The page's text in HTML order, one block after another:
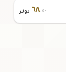
٦٨.٥٠ دولار